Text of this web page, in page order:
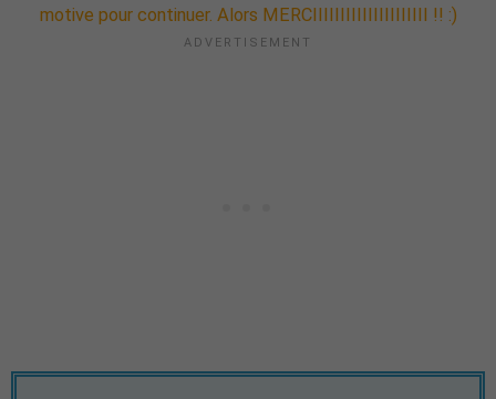
motive pour continuer. Alors MERCIIIIIIIIIIIIIIIIIIIII !! :)